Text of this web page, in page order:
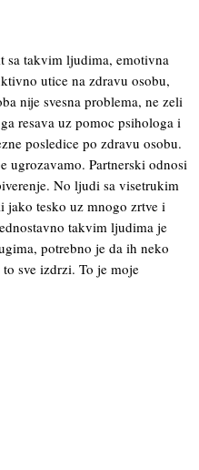
sa takvim ljudima, emotivna
utice na zdravu osobu,
nije svesna problema, ne zeli
resava uz pomoc psihologa i
posledice po zdravu osobu.
ugrozavamo. Partnerski odnosi
No ljudi sa visetrukim
jako tesko uz mnogo zrtve i
takvim ljudima je
potrebno je da ih neko
sve izdrzi. To je moje